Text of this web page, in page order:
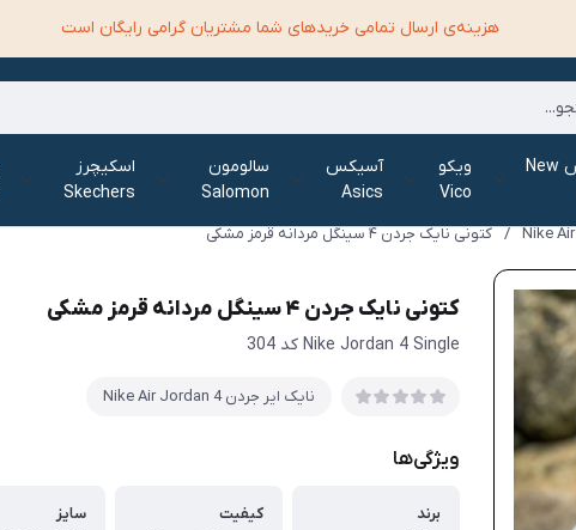
هزینه‌ی ارسال تمامی خرید‌های شما مشتریان گرامی رایگان است
نیو بالانس New
ویکو
Vico
آسیکس
Asics
سالومون
Salomon
اسکیچرز
Skechers
/ کتونی نایک جردن ۴ سینگل مردانه قرمز مشکی
کتونی نایک جردن ۴ سینگل مردانه قرمز مشکی
Nike Jordan 4 Single کد 304
نایک ایر جردن Nike Air Jordan 4
ویژگی‌ها
برند
کیفیت
سایز